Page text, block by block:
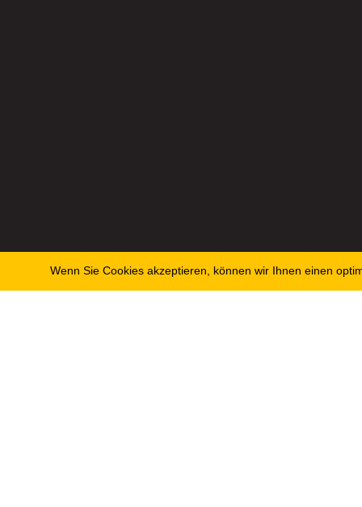
Wenn Sie Cookies akzeptieren, können wir Ihnen einen